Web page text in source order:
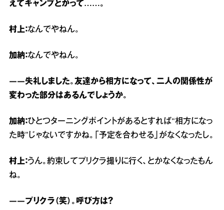
えてキャンプとかって……。
村上：なんでやねん。
加納：なんでやねん。
――失礼しました。友達から相方になって、二人の関係性が
変わった部分はあるんでしょうか。
加納：ひとつターニングポイントがあるとすれば“相方になっ
た時”じゃないですかね。「予定を合わせる」がなくなったし。
村上：うん。約束してプリクラ撮りに行く、とかなくなったもん
ね。
――プリクラ（笑）。呼び方は？